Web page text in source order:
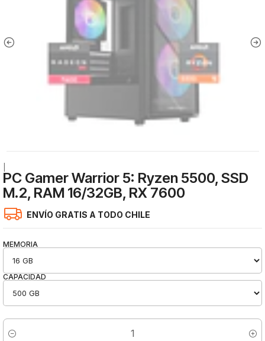
PC Gamer Warrior 5: Ryzen 5500, SSD
M.2, RAM 16/32GB, RX 7600
ENVÍO GRATIS A TODO CHILE
MEMORIA
CAPACIDAD